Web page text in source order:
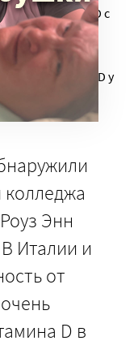
витамина D с
19 в странах
витамина D у
более
Энн
Италии и
от
D в